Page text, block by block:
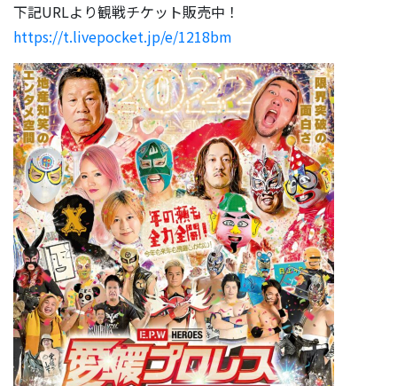
下記URLより観戦チケット販売中！
https://t.livepocket.jp/e/1218bm